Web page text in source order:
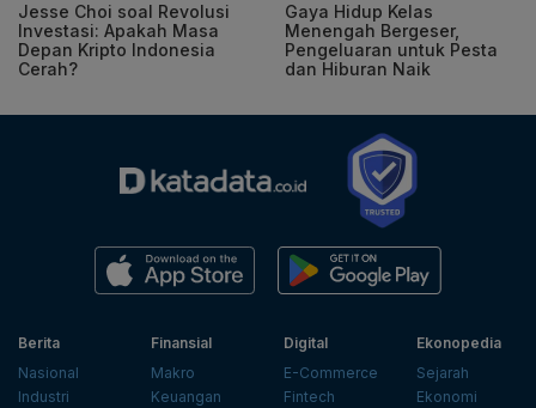
Jesse Choi soal Revolusi
Investasi: Apakah Masa
Depan Kripto Indonesia
Cerah?
Gaya Hidup Kelas
Menengah Bergeser,
Pengeluaran untuk Pesta
dan Hiburan Naik
Berita
Nasional
Industri
Finansial
Makro
Keuangan
Digital
E-Commerce
Fintech
Ekonopedia
Sejarah
Ekonomi